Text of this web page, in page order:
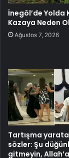
İnegöl’de Yolda
Kazaya Neden
Ağustos 7, 2026
Tartışma
sözler: Şu
gitmeyin, Allah’a